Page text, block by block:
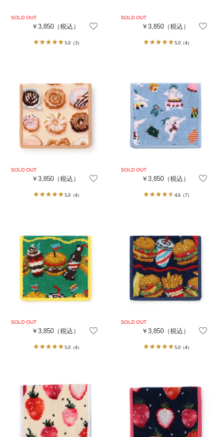
￥3,850 （税込）
5.0 （3）
￥3,850（税込）
5.0（4）
￥3,850 （税込）
5.0 （4）
￥3,850（税込）
4.6（7）
￥3,850 （税込）
5.0 （4）
￥3,850（税込）
5.0（4）